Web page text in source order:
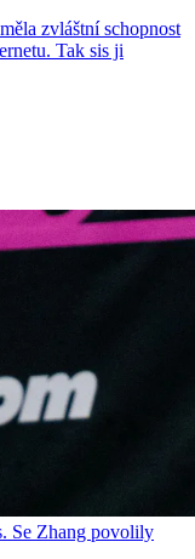
zvláštní schopnost
Tak sis ji
Se Zhang povolily